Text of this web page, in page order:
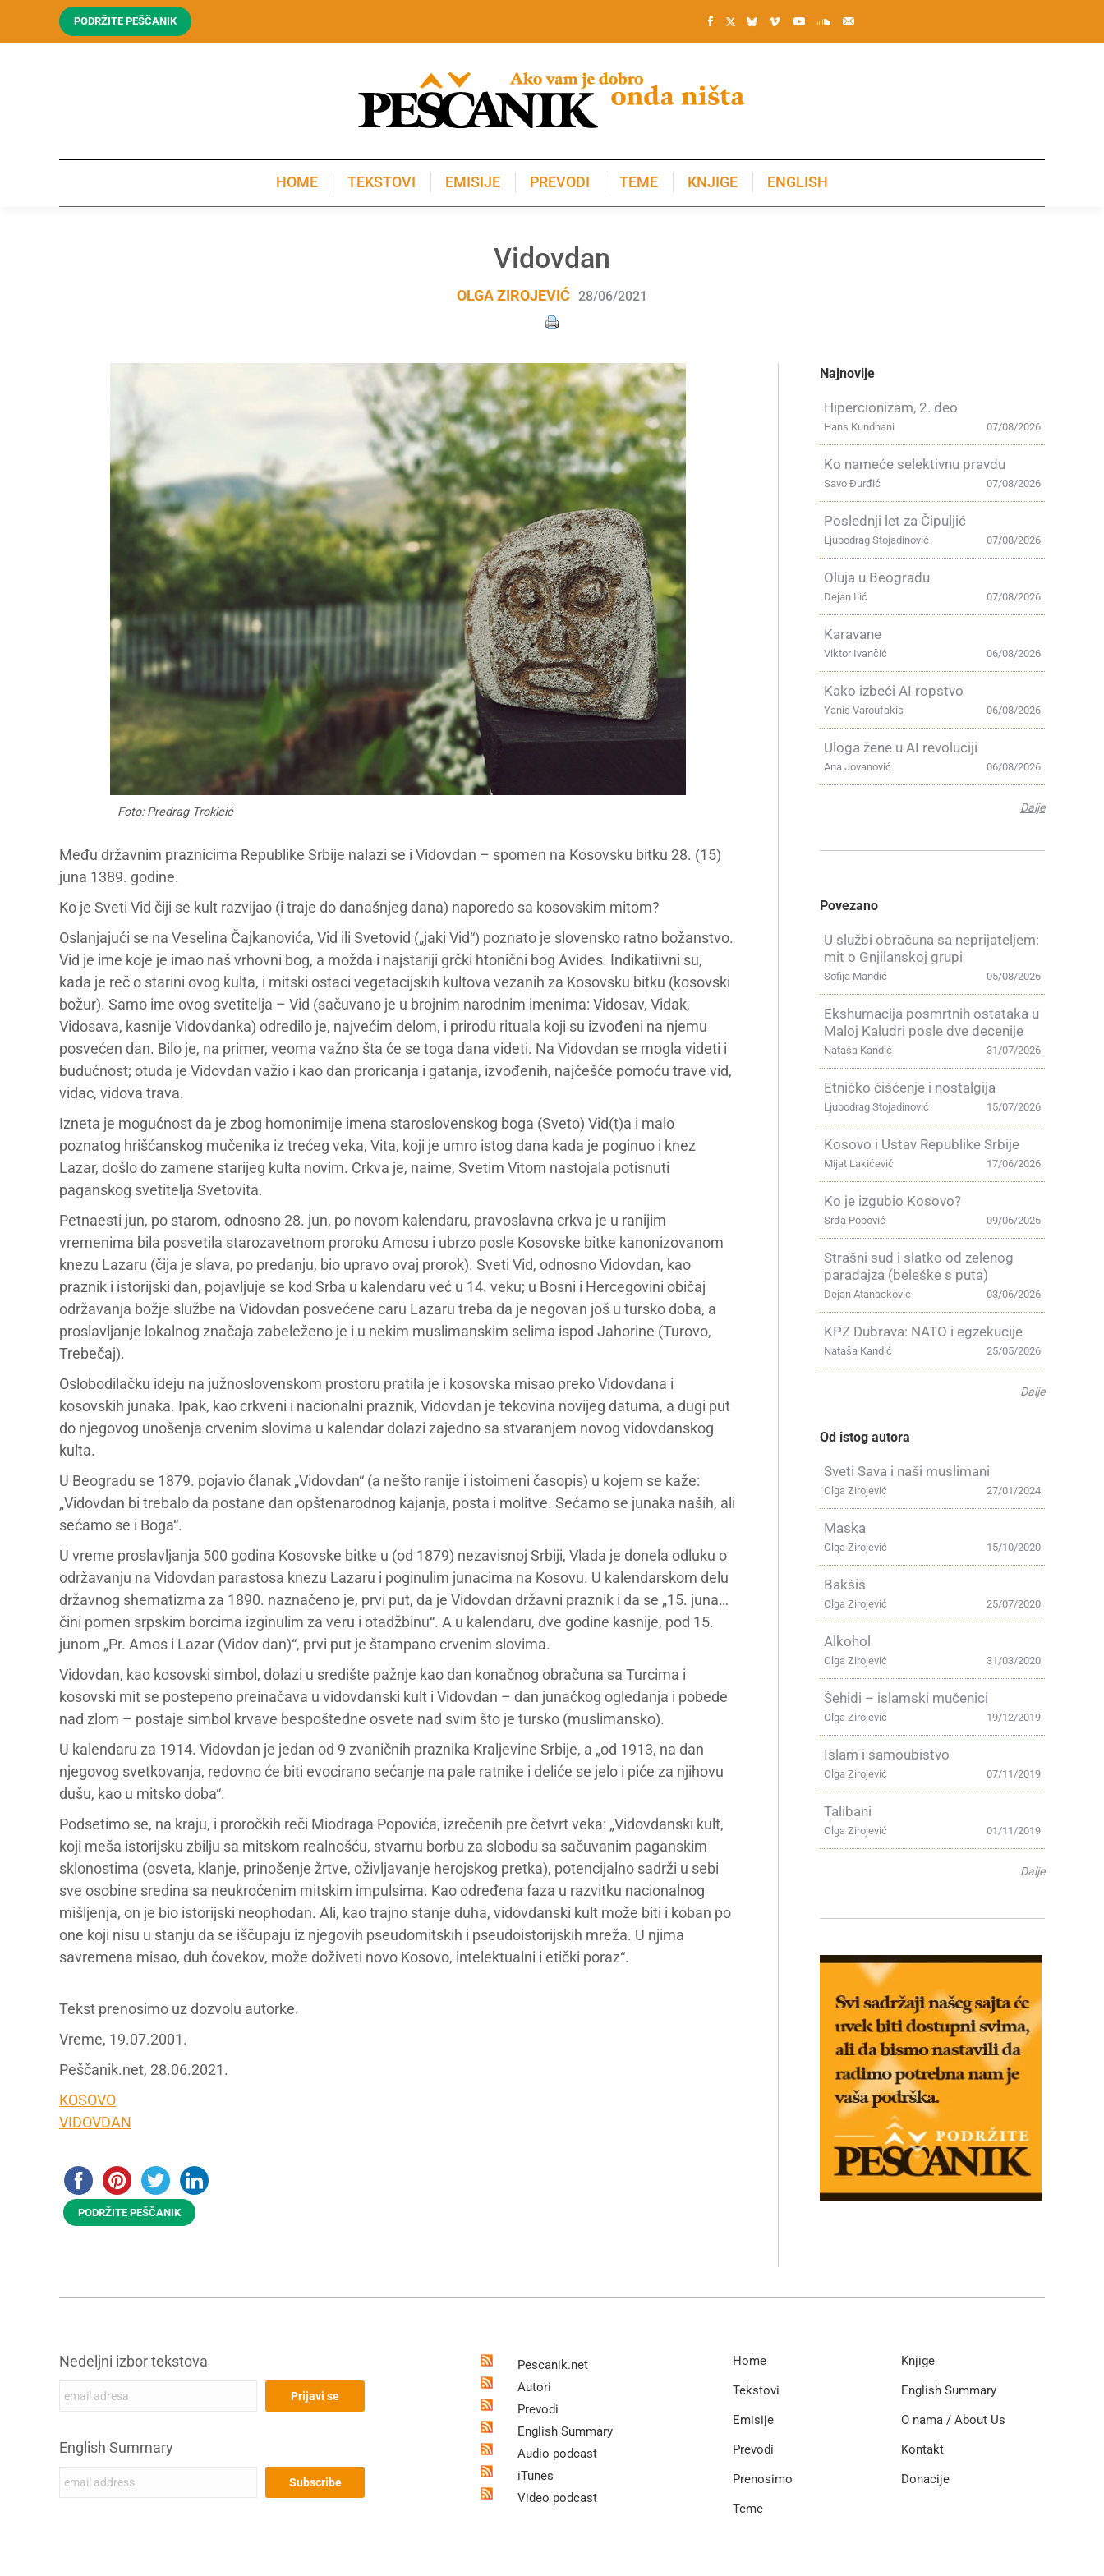
PODRŽITE PEŠČANIK
HOME TEKSTOVI EMISIJE PREVODI TEME KNJIGE ENGLISH
Vidovdan
OLGA ZIROJEVIĆ 28/06/2021
Foto: Predrag Trokicić
Među državnim praznicima Republike Srbije nalazi se i Vidovdan – spomen na Kosovsku bitku 28. (15)
juna 1389. godine.
Ko je Sveti Vid čiji se kult razvijao (i traje do današnjeg dana) naporedo sa kosovskim mitom?
Oslanjajući se na Veselina Čajkanovića, Vid ili Svetovid („jaki Vid“) poznato je slovensko ratno božanstvo.
Vid je ime koje je imao naš vrhovni bog, a možda i najstariji grčki htonični bog Avides. Indikatiivni su,
kada je reč o starini ovog kulta, i mitski ostaci vegetacijskih kultova vezanih za Kosovsku bitku (kosovski
božur). Samo ime ovog svetitelja – Vid (sačuvano je u brojnim narodnim imenima: Vidosav, Vidak,
Vidosava, kasnije Vidovdanka) odredilo je, najvećim delom, i prirodu rituala koji su izvođeni na njemu
posvećen dan. Bilo je, na primer, veoma važno šta će se toga dana videti. Na Vidovdan se mogla videti i
budućnost; otuda je Vidovdan važio i kao dan proricanja i gatanja, izvođenih, najčešće pomoću trave vid,
vidac, vidova trava.
Izneta je mogućnost da je zbog homonimije imena staroslovenskog boga (Sveto) Vid(t)a i malo
poznatog hrišćanskog mučenika iz trećeg veka, Vita, koji je umro istog dana kada je poginuo i knez
Lazar, došlo do zamene starijeg kulta novim. Crkva je, naime, Svetim Vitom nastojala potisnuti
paganskog svetitelja Svetovita.
Petnaesti jun, po starom, odnosno 28. jun, po novom kalendaru, pravoslavna crkva je u ranijim
vremenima bila posvetila starozavetnom proroku Amosu i ubrzo posle Kosovske bitke kanonizovanom
knezu Lazaru (čija je slava, po predanju, bio upravo ovaj prorok). Sveti Vid, odnosno Vidovdan, kao
praznik i istorijski dan, pojavljuje se kod Srba u kalendaru već u 14. veku; u Bosni i Hercegovini običaj
održavanja božje službe na Vidovdan posvećene caru Lazaru treba da je negovan još u tursko doba, a
proslavljanje lokalnog značaja zabeleženo je i u nekim muslimanskim selima ispod Jahorine (Turovo,
Trebečaj).
Oslobodilačku ideju na južnoslovenskom prostoru pratila je i kosovska misao preko Vidovdana i
kosovskih junaka. Ipak, kao crkveni i nacionalni praznik, Vidovdan je tekovina novijeg datuma, a dugi put
do njegovog unošenja crvenim slovima u kalendar dolazi zajedno sa stvaranjem novog vidovdanskog
kulta.
U Beogradu se 1879. pojavio članak „Vidovdan“ (a nešto ranije i istoimeni časopis) u kojem se kaže:
„Vidovdan bi trebalo da postane dan opštenarodnog kajanja, posta i molitve. Sećamo se junaka naših, ali
sećamo se i Boga“.
U vreme proslavljanja 500 godina Kosovske bitke u (od 1879) nezavisnoj Srbiji, Vlada je donela odluku o
održavanju na Vidovdan parastosa knezu Lazaru i poginulim junacima na Kosovu. U kalendarskom delu
državnog shematizma za 1890. naznačeno je, prvi put, da je Vidovdan državni praznik i da se „15. juna…
čini pomen srpskim borcima izginulim za veru i otadžbinu“. A u kalendaru, dve godine kasnije, pod 15.
junom „Pr. Amos i Lazar (Vidov dan)“, prvi put je štampano crvenim slovima.
Vidovdan, kao kosovski simbol, dolazi u središte pažnje kao dan konačnog obračuna sa Turcima i
kosovski mit se postepeno preinačava u vidovdanski kult i Vidovdan – dan junačkog ogledanja i pobede
nad zlom – postaje simbol krvave bespoštedne osvete nad svim što je tursko (muslimansko).
U kalendaru za 1914. Vidovdan je jedan od 9 zvaničnih praznika Kraljevine Srbije, a „od 1913, na dan
njegovog svetkovanja, redovno će biti evocirano sećanje na pale ratnike i deliće se jelo i piće za njihovu
dušu, kao u mitsko doba“.
Podsetimo se, na kraju, i proročkih reči Miodraga Popovića, izrečenih pre četvrt veka: „Vidovdanski kult,
koji meša istorijsku zbilju sa mitskom realnošću, stvarnu borbu za slobodu sa sačuvanim paganskim
sklonostima (osveta, klanje, prinošenje žrtve, oživljavanje herojskog pretka), potencijalno sadrži u sebi
sve osobine sredina sa neukroćenim mitskim impulsima. Kao određena faza u razvitku nacionalnog
mišljenja, on je bio istorijski neophodan. Ali, kao trajno stanje duha, vidovdanski kult može biti i koban po
one koji nisu u stanju da se iščupaju iz njegovih pseudomitskih i pseudoistorijskih mreža. U njima
savremena misao, duh čovekov, može doživeti novo Kosovo, intelektualni i etički poraz“.
Tekst prenosimo uz dozvolu autorke.
Vreme, 19.07.2001.
Peščanik.net, 28.06.2021.
KOSOVO
VIDOVDAN
PODRŽITE PEŠČANIK
Najnovije
Hipercionizam, 2. deo
07/08/2026
Hans Kundnani
Ko nameće selektivnu pravdu
07/08/2026
Savo Đurđić
Poslednji let za Čipuljić
07/08/2026
Ljubodrag Stojadinović
Oluja u Beogradu
07/08/2026
Dejan Ilić
Karavane
06/08/2026
Viktor Ivančić
Kako izbeći AI ropstvo
06/08/2026
Yanis Varoufakis
Uloga žene u AI revoluciji
06/08/2026
Ana Jovanović
Dalje
Povezano
U službi obračuna sa neprijateljem:
mit o Gnjilanskoj grupi
05/08/2026
Sofija Mandić
Ekshumacija posmrtnih ostataka u
Maloj Kaludri posle dve decenije
31/07/2026
Nataša Kandić
Etničko čišćenje i nostalgija
15/07/2026
Ljubodrag Stojadinović
Kosovo i Ustav Republike Srbije
17/06/2026
Mijat Lakićević
Ko je izgubio Kosovo?
09/06/2026
Srđa Popović
Strašni sud i slatko od zelenog
paradajza (beleške s puta)
03/06/2026
Dejan Atanacković
KPZ Dubrava: NATO i egzekucije
25/05/2026
Nataša Kandić
Dalje
Od istog autora
Sveti Sava i naši muslimani
27/01/2024
Olga Zirojević
Maska
15/10/2020
Olga Zirojević
Bakšiš
25/07/2020
Olga Zirojević
Alkohol
31/03/2020
Olga Zirojević
Šehidi – islamski mučenici
19/12/2019
Olga Zirojević
Islam i samoubistvo
07/11/2019
Olga Zirojević
Talibani
01/11/2019
Olga Zirojević
Dalje
Nedeljni izbor tekstova
English Summary
Pescanik.net
Autori
Prevodi
English Summary
Audio podcast
iTunes
Video podcast
Home
Tekstovi
Emisije
Prevodi
Prenosimo
Teme
Knjige
English Summary
O nama / About Us
Kontakt
Donacije
KNJIGE ENGLISH